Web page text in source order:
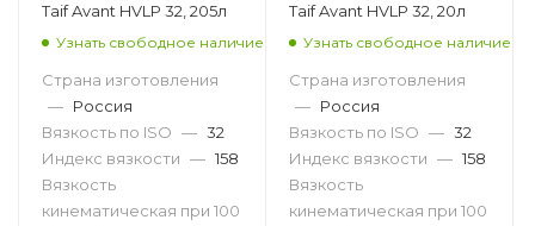
Taif Avant HVLP 32, 205л
Узнать свободное наличие
Страна изготовления
— Россия
Вязкость по ISO — 32
Индекс вязкости — 158
Вязкость
кинематическая при 100
Taif Avant HVLP 32, 20л
Узнать свободное наличие
Страна изготовления
— Россия
Вязкость по ISO — 32
Индекс вязкости — 158
Вязкость
кинематическая при 100